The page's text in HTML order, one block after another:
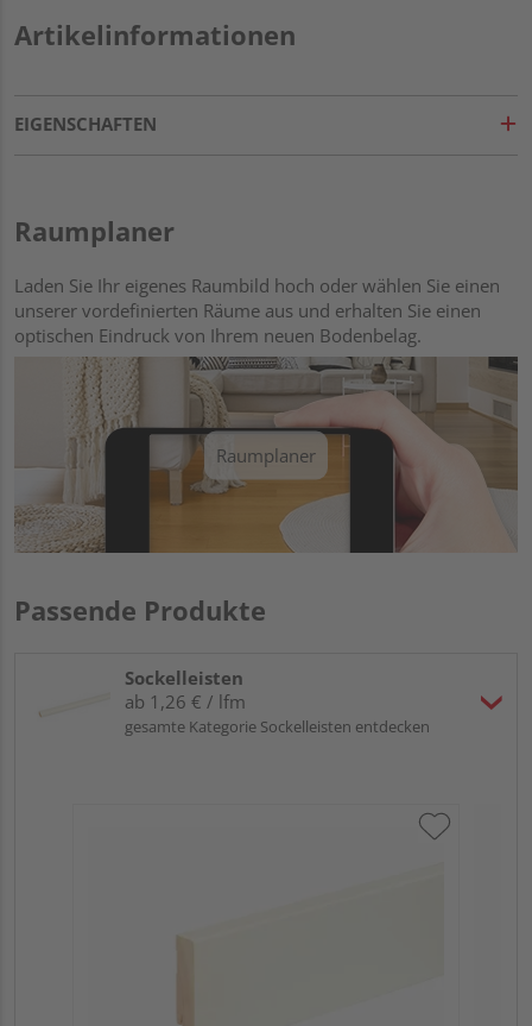
Artikelinformationen
EIGENSCHAFTEN
Raumplaner
Laden Sie Ihr eigenes Raumbild hoch oder wählen Sie einen
unserer vordefinierten Räume aus und erhalten Sie einen
optischen Eindruck von Ihrem neuen Bodenbelag.
Raumplaner
Passende Produkte
Sockelleisten
ab 1,26 € / lfm
gesamte Kategorie Sockelleisten entdecken